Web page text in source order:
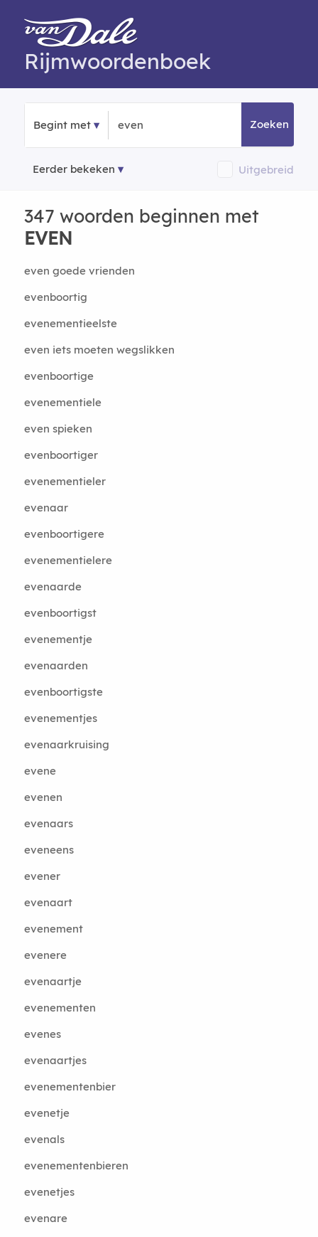
Rijmwoordenboek
Begint met Zoeken
Eerder bekeken Uitgebreid
347 woorden beginnen met
EVEN
even goede vrienden
evenboortig
evenementieelste
even iets moeten wegslikken
evenboortige
evenementiele
even spieken
evenboortiger
evenementieler
evenaar
evenboortigere
evenementielere
evenaarde
evenboortigst
evenementje
evenaarden
evenboortigste
evenementjes
evenaarkruising
evene
evenen
evenaars
eveneens
evener
evenaart
evenement
evenere
evenaartje
evenementen
evenes
evenaartjes
evenementenbier
evenetje
evenals
evenementenbieren
evenetjes
evenare